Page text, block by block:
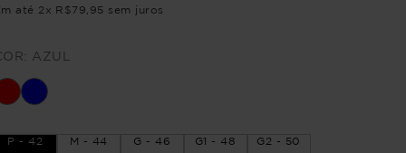
até 2 x R$79 95 sem juros
AZUL
P - 42 M - 44 G - 46 G1 - 48 G2 - 50